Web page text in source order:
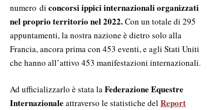
numero di concorsi ippici internazionali organizzati
nel proprio territorio nel 2022.Con un totale di 295
appuntamenti, la nostra nazione è dietro solo alla
Francia, ancora prima con 453 eventi, e agli Stati Uniti
che hanno all’attivo 453 manifestazioni internazionali.
Ad ufficializzarlo è stata laFederazione Equestre
Internazionale attraverso le statistiche delReport